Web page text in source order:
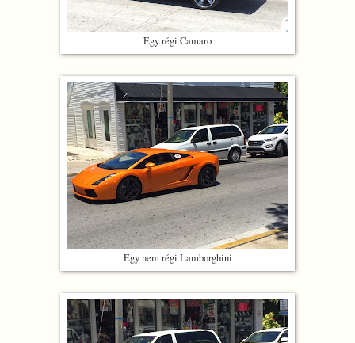
Egy régi Camaro
Egy nem régi Lamborghini